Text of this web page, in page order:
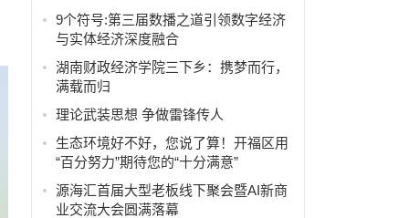
9个符号:第三届数播之道引领数字经济
与实体经济深度融合
湖南财政经济学院三下乡：携梦而行，
满载而归
理论武装思想 争做雷锋传人
生态环境好不好，您说了算！开福区用
“百分努力”期待您的“十分满意”
源海汇首届大型老板线下聚会暨AI新商
业交流大会圆满落幕